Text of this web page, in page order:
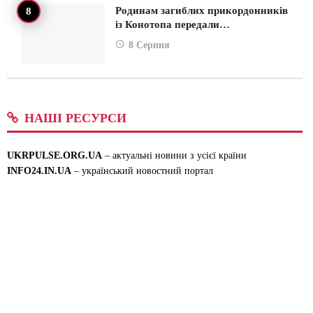
Родинам загиблих прикордонників
із Конотопа передали…
8 Серпня
НАШІ РЕСУРСИ
UKRPULSE.ORG.UA – актуальні новини з усієї країни
INFO24.IN.UA – український новостний портал